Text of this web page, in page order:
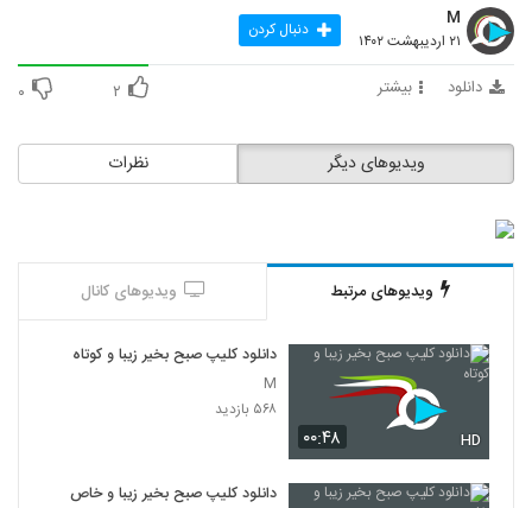
M
۲۱ اردیبهشت ۱۴۰۲ دنبال کردن
دانلود بیشتر ۲ ۰
نظرات ویدیوهای دیگر
ویدیوهای مرتبط ویدیوهای کانال
۰۰:۴۸ HD
دانلود کلیپ صبح بخیر زیبا و کوتاه
M
۵۶۸ بازدید
دانلود کلیپ صبح بخیر زیبا و خاص